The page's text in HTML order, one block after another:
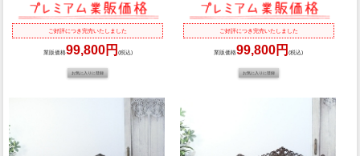
ご好評につき完売いたしました
業販価格99,800円 (税込)
ご好評につき完売いたしました
業販価格99,800円(税込)